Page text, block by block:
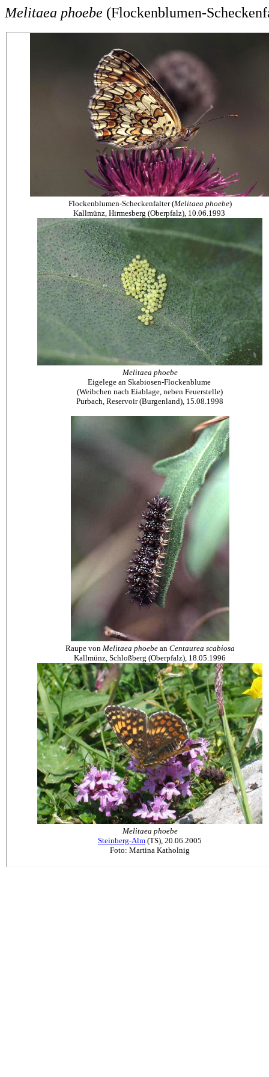
Melitaea phoebe (Flockenblumen-
Flockenblumen-Scheckenfalter (Melitaea phoebe)
Kallmünz, Hirmesberg (Oberpfalz), 10.06.1993
Melitaea phoebe
Eigelege an Skabiosen-Flockenblume
(Weibchen nach Eiablage, neben Feuerstelle)
Purbach, Reservoir (Burgenland), 15.08.1998
Raupe von Melitaea phoebean Centaurea scabiosa
Kallmünz, Schloßberg (Oberpfalz), 18.05.1996
Melitaea phoebe
Steinberg-Alm (TS), 20.06.2005
Foto: Martina Katholnig